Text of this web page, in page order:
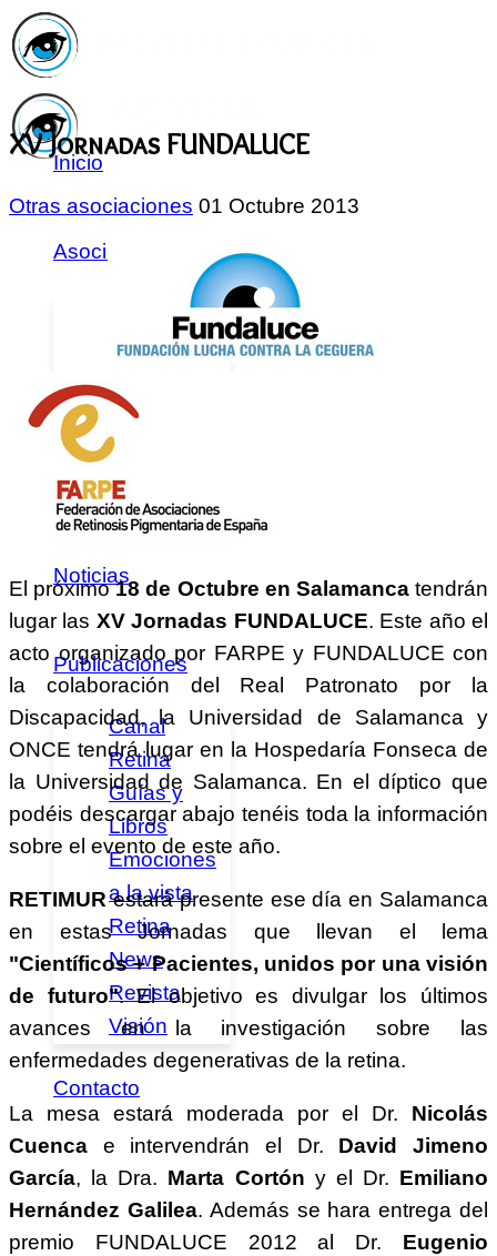
Inicio
Asociación
Quiénes
Somos
Asóciate
Haz tu
donativo
Federados
Noticias
Publicaciones
Canal
Retina
Guías y
Libros
Emociones
a la vista
Retina
News
Revista
Visión
Contacto
XV Jornadas FUNDALUCE
Otras asociaciones 01 Octubre 2013
El próximo18 de Octubre en Salamancatendrán
lugar las XV Jornadas FUNDALUCE. Este año el
acto organizado por FARPE y FUNDALUCE con
la colaboración del Real Patronato por la
Discapacidad, la Universidad de Salamanca y
ONCE tendrá lugar en la Hospedaría Fonseca de
la Universidad de Salamanca. En el díptico que
podéis descargar abajo tenéis toda la información
sobre el evento de este año.
RETIMURestará presente ese día en Salamanca
en estas Jornadas que llevan el lema
"Científicos + Pacientes, unidos por una visión
de futuro". El objetivo es divulgar los últimos
avances en la investigación sobre las
enfermedades degenerativas de la retina.
La mesa estará moderada por el Dr. Nicolás
Cuenca e intervendrán el Dr. David Jimeno
García, la Dra. Marta Cortón y el Dr. Emiliano
Hernández Galilea. Además se hara entrega del
premio FUNDALUCE 2012 al Dr. Eugenio